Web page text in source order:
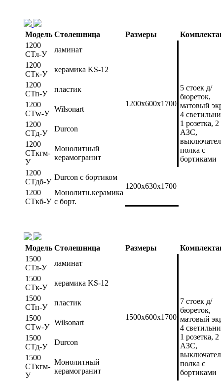
Модель Столешница Размеры
1200
СТл-У
ламинат
1200х600х1700
5 стоек д/
бюреток,
матовый
4
1 розетка, 2
АЗС,
полка с
бортиками
1200
СТк-У
керамика KS-12
1200
СТп-У
пластик
1200
СТw-У
Wilsonart
1200
СТд-У
Durcon
1200
СТкгм-
У
Монолитный
керамогранит
1200
СТдб-У
Durcon с бортиком
1200х630х1700
1200
СТкб-У
Монолитн.керамика
с борт.
Модель Столешница Размеры
1500
СТл-У
ламинат
1500х600х1700
7 стоек д/
бюреток,
матовый
4
1 розетка, 2
АЗС,
полка с
бортиками
1500
СТк-У
керамика KS-12
1500
СТп-У
пластик
1500
СТw-У
Wilsonart
1500
СТд-У
Durcon
1500
СТкгм-
У
Монолитный
керамогранит